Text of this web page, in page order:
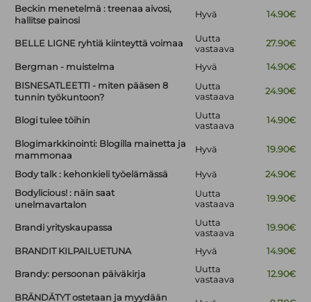
Beckin menetelmä : treenaa aivosi,
hallitse painosi
Hyvä 14.90€
BELLE LIGNE ryhtiä kiinteyttä voimaa
Uutta
vastaava
27.90€
Bergman - muistelma Hyvä
14.90€
BISNESATLEETTI - miten pääsen 8
tunnin työkuntoon?
Uutta
vastaava
24.90€
Blogi tulee töihin
Uutta
vastaava
14.90€
Blogimarkkinointi: Blogilla mainetta ja
mammonaa
Hyvä 19.90€
Body talk : kehonkieli työelämässä Hyvä
24.90€
Bodylicious! : näin saat
unelmavartalon
Uutta
vastaava
19.90€
Brandi yrityskaupassa
Uutta
vastaava
19.90€
BRANDIT KILPAILUETUNA Hyvä 14.90€
Brandy: persoonan päiväkirja
Uutta
vastaava
12.90€
BRÄNDÄTYT ostetaan ja myydään